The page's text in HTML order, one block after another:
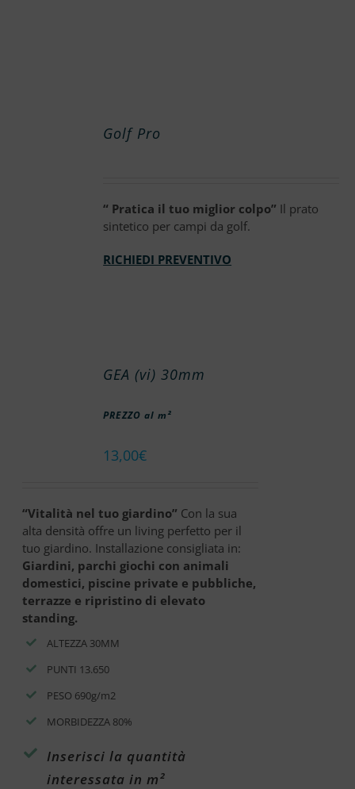
Golf Pro
“ Pratica il tuo miglior colpo” Il prato
sintetico per campi da golf.
RICHIEDI PREVENTIVO
GEA (vi) 30mm
PREZZO al m²
13,00€
“Vitalità nel tuo giardino” Con la sua
alta densità offre un living perfetto per il
tuo giardino. Installazione consigliata in:
Giardini, parchi giochi con animali
domestici, piscine private e pubbliche,
terrazze e ripristino di elevato
standing.
ALTEZZA 30MM
PUNTI 13.650
PESO 690g/m2
MORBIDEZZA 80%
Inserisci la quantità
interessata in m²